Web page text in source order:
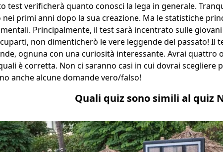
test verificherà quanto conosci la lega in generale.
primi anni dopo la sua creazione. Ma le statistiche
Principalmente, il test sarà incentrato sulle
non dimenticherò le vere leggende del passato! Il
ognuna con una curiosità interessante. Avrai quattro
è corretta. Non ci saranno casi in cui dovrai scegliere
anche alcune domande vero/falso!
Quali quiz sono simili al quiz